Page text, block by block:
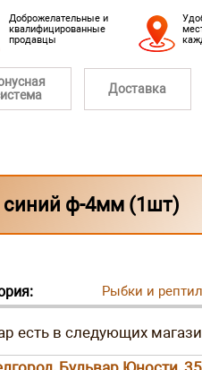
Доброжелательные и
квалифицированные
продавцы
Доставка
синий ф-4мм (1шт)
Рыбки и